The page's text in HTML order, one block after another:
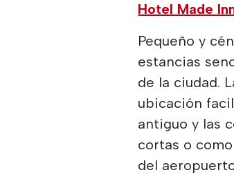
Hotel Made
Pequeño y
estancias
de la ciudad.
ubicación
antiguo y las
cortas o
del